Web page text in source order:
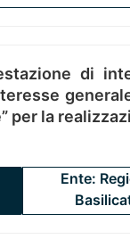
di
per la
Ente: